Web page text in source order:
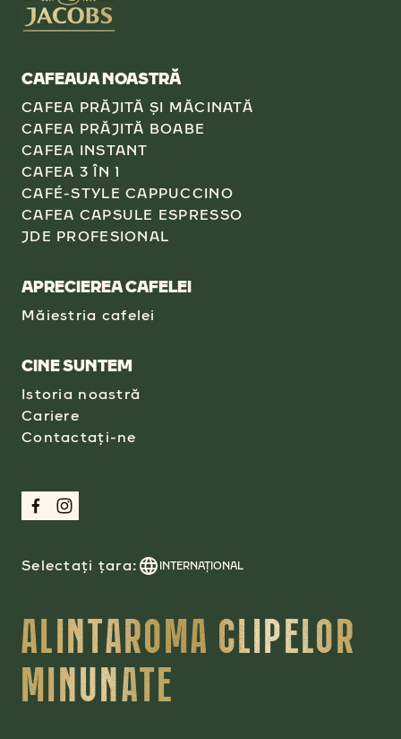
CAFEAUA NOASTRĂ
CAFEA PRĂJITĂ ŞI MĂCINATĂ
CAFEA PRĂJITĂ BOABE
CAFEA INSTANT
CAFEA 3 ÎN 1
CAFÉ-STYLE CAPPUCCINO
CAFEA CAPSULE ESPRESSO
JDE PROFESIONAL
APRECIEREA CAFELEI
Măiestria cafelei
CINE SUNTEM
Istoria noastră
Cariere
Contactați-ne
Selectați țara: INTERNAŢIONAL
ALINTAROMA CLIPELOR
MINUNATE